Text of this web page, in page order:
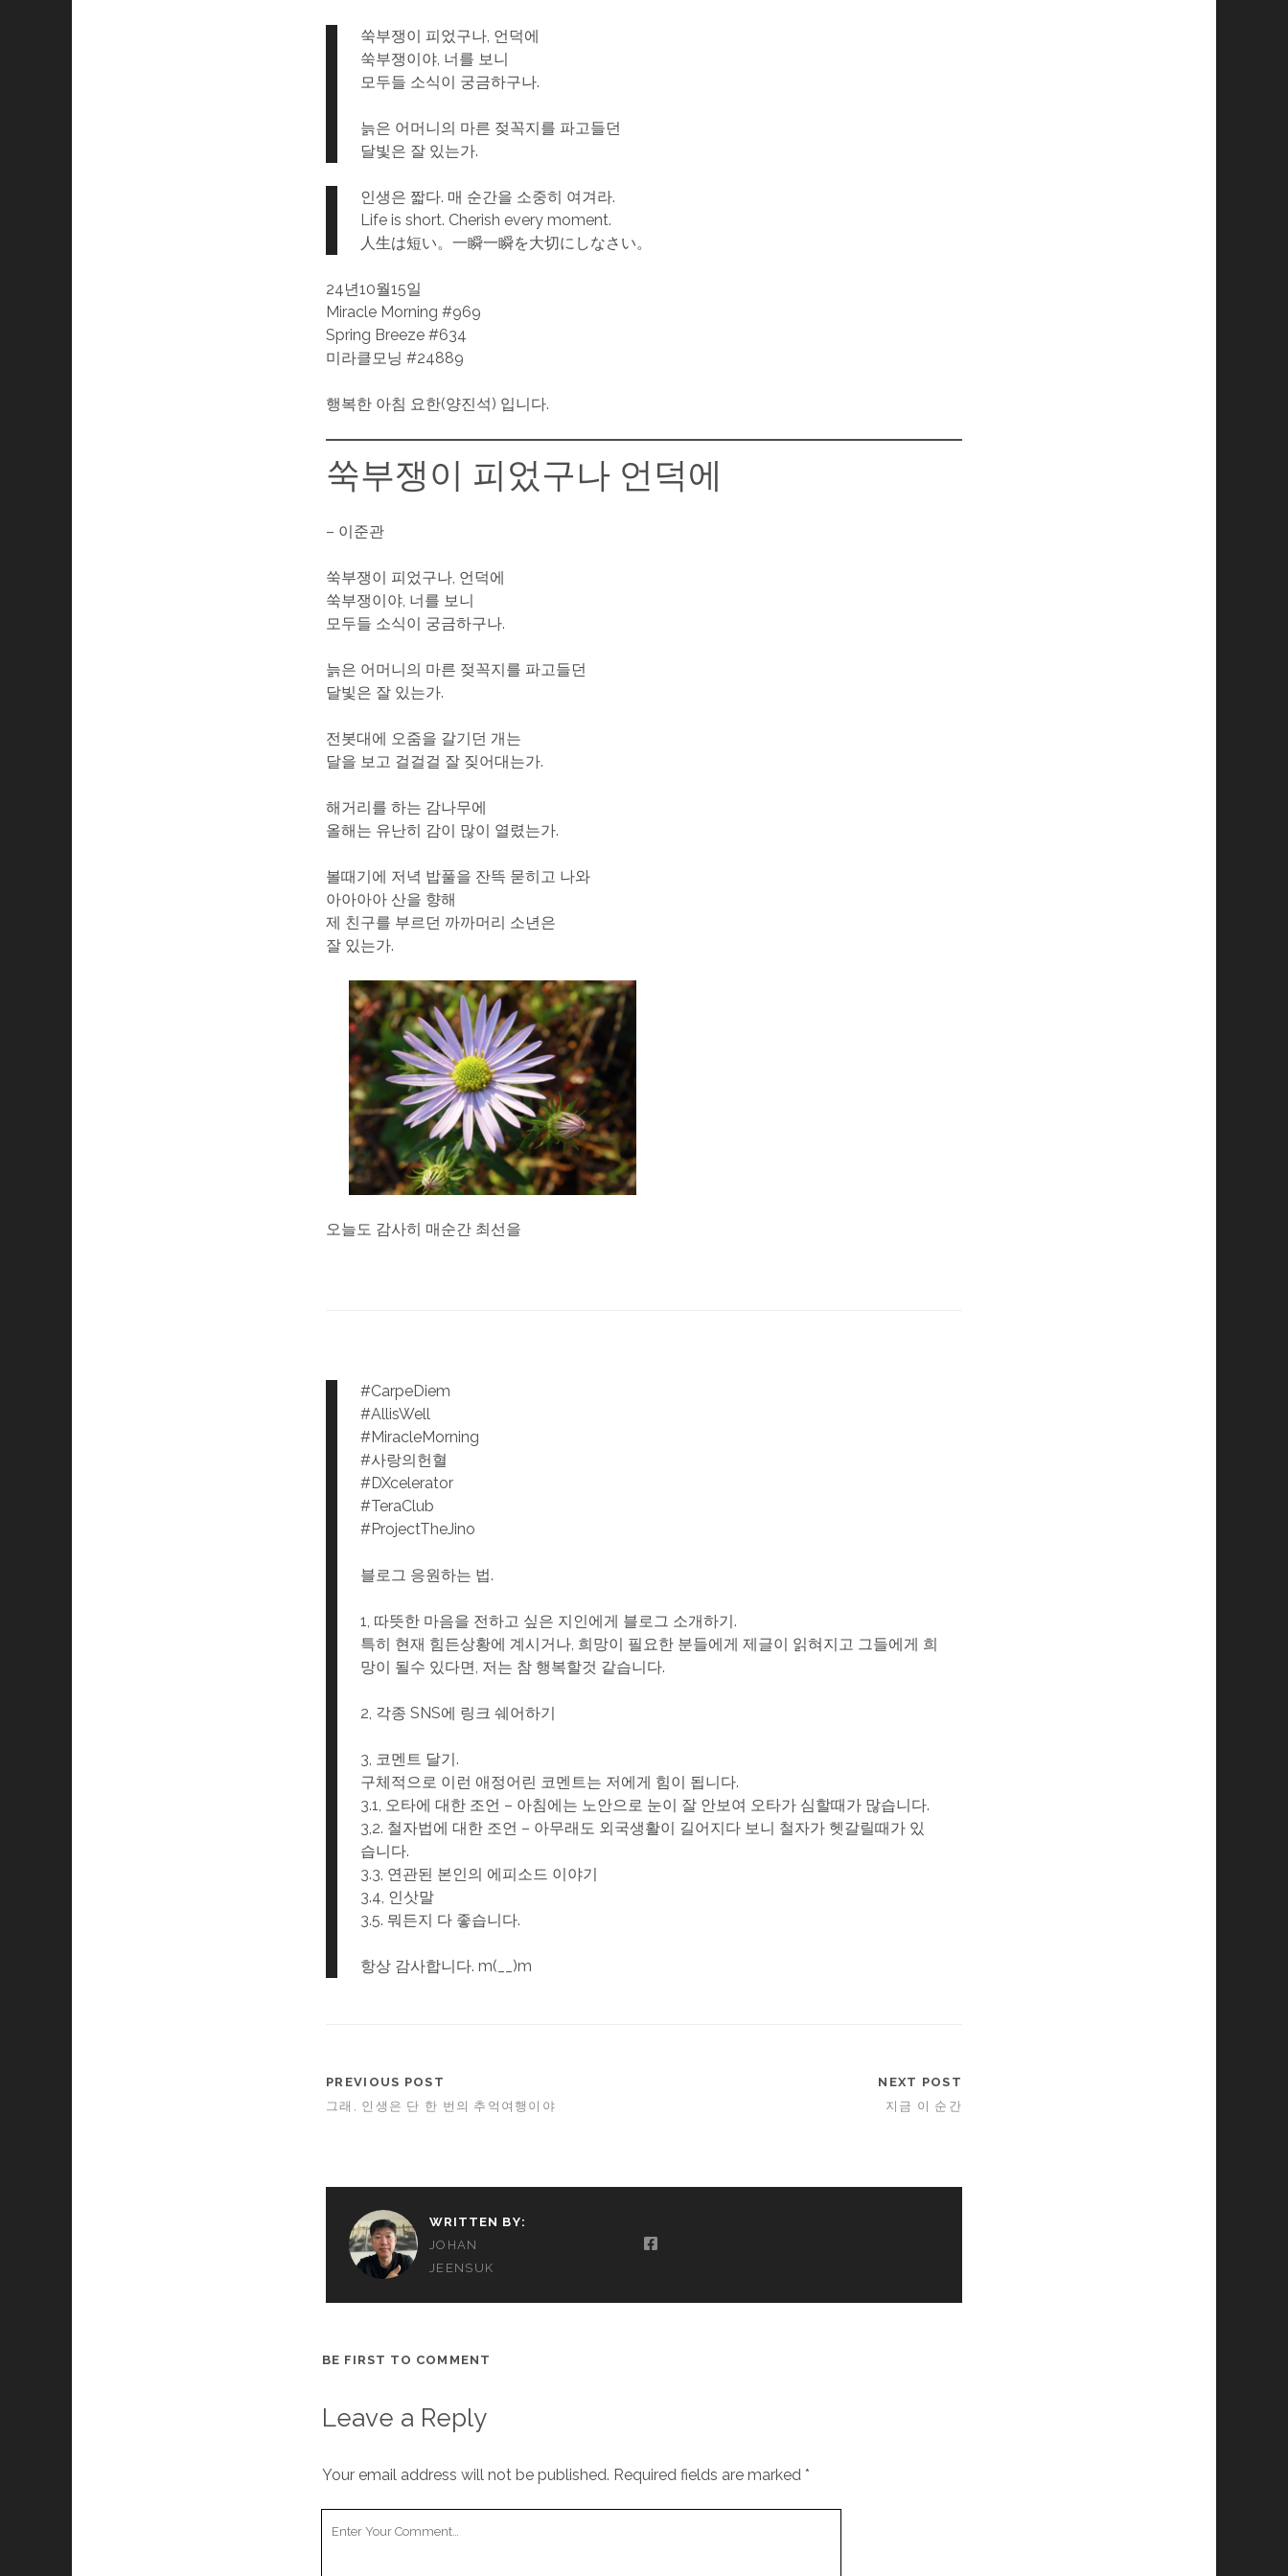
쑥부쟁이 피었구나, 언덕에
쑥부쟁이야, 너를 보니
모두들 소식이 궁금하구나.
늙은 어머니의 마른 젖꼭지를 파고들던
달빛은 잘 있는가.
인생은 짧다. 매 순간을 소중히 여겨라.
Life is short. Cherish every moment.
人生は短い。一瞬一瞬を大切にしなさい。
24년10월15일
Miracle Morning #969
Spring Breeze #634
미라클모닝 #24889
행복한 아침 요한(양진석) 입니다.
쑥부쟁이 피었구나 언덕에
– 이준관
쑥부쟁이 피었구나, 언덕에
쑥부쟁이야, 너를 보니
모두들 소식이 궁금하구나.
늙은 어머니의 마른 젖꼭지를 파고들던
달빛은 잘 있는가.
전봇대에 오줌을 갈기던 개는
달을 보고 걸걸걸 잘 짖어대는가.
해거리를 하는 감나무에
올해는 유난히 감이 많이 열렸는가.
볼때기에 저녁 밥풀을 잔뜩 묻히고 나와
아아아아 산을 향해
제 친구를 부르던 까까머리 소년은
잘 있는가.
오늘도 감사히 매순간 최선을
#CarpeDiem
#AllisWell
#MiracleMorning
#사랑의헌혈
#DXcelerator
#TeraClub
#ProjectTheJino
블로그 응원하는 법.
1, 따뜻한 마음을 전하고 싶은 지인에게 블로그 소개하기.
특히 현재 힘든상황에 계시거나, 희망이 필요한 분들에게 제글이 읽혀지고 그들에게 희
망이 될수 있다면, 저는 참 행복할것 같습니다.
2, 각종 SNS에 링크 쉐어하기
3, 코멘트 달기.
구체적으로 이런 애정어린 코멘트는 저에게 힘이 됩니다.
3.1, 오타에 대한 조언 – 아침에는 노안으로 눈이 잘 안보여 오타가 심할때가 많습니다.
3,2. 철자법에 대한 조언 – 아무래도 외국생활이 길어지다 보니 철자가 헷갈릴때가 있
습니다.
3.3, 연관된 본인의 에피소드 이야기
3.4, 인삿말
3.5. 뭐든지 다 좋습니다.
항상 감사합니다. m(__)m
PREVIOUS POST
그래, 인생은 단 한 번의 추억여행이야
NEXT POST
지금 이 순간
WRITTEN BY:
JOHAN
JEENSUK
BE FIRST TO COMMENT
Leave a Reply
Your email address will not be published. Required fields are marked *